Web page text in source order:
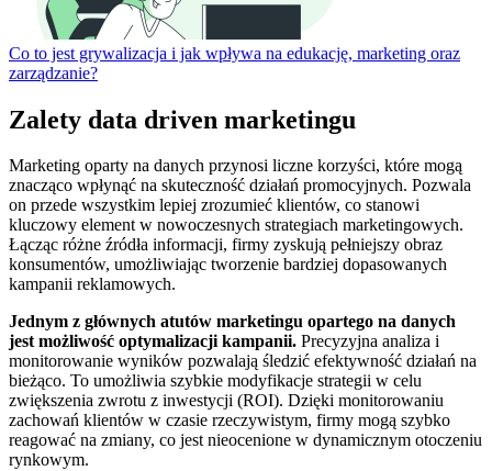
Co to jest grywalizacja i jak wpływa na edukację, marketing oraz
zarządzanie?
Zalety data driven marketingu
Marketing oparty na danych przynosi liczne korzyści, które mogą
znacząco wpłynąć na skuteczność działań promocyjnych. Pozwala
on przede wszystkim lepiej zrozumieć klientów, co stanowi
kluczowy element w nowoczesnych strategiach marketingowych.
Łącząc różne źródła informacji, firmy zyskują pełniejszy obraz
konsumentów, umożliwiając tworzenie bardziej dopasowanych
kampanii reklamowych.
Jednym z głównych atutów marketingu opartego na danych
jest możliwość optymalizacji kampanii. Precyzyjna analiza i
monitorowanie wyników pozwalają śledzić efektywność działań na
bieżąco. To umożliwia szybkie modyfikacje strategii w celu
zwiększenia zwrotu z inwestycji (ROI). Dzięki monitorowaniu
zachowań klientów w czasie rzeczywistym, firmy mogą szybko
reagować na zmiany, co jest nieocenione w dynamicznym otoczeniu
rynkowym.